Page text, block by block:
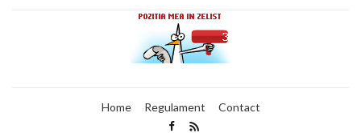
Home Regulament Contact